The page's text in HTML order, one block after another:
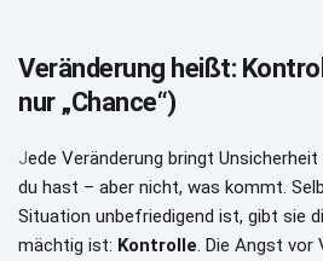
Veränderung heißt:
nur „Chance“)
Jede Veränderung bringt
du hast – aber nicht, was kommt.
Situation unbefriedigend ist, gibt sie
mächtig ist: Kontrolle. Die Angst vor